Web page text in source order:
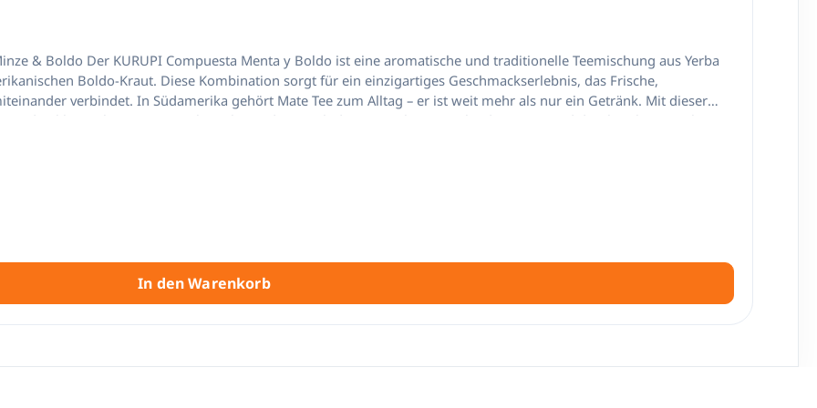
Teemischung aus Yerba
Boldo-Kraut. Diese Kombination sorgt für ein einzigartiges Geschmackserlebnis, das Frische,
ist weit mehr als nur ein Getränk. Mit dieser
den klassischen Mate-Geschmack, sondern auch die angenehme Frische der Minze und die charakteristische
bekannt und steht für hochwertige Yerba Mate Produkte. Mit der Variante Menta y Boldo wird der
eine besondere Frische und ein unverwechselbares Aroma verleihen. Vielseitige
In den Warenkorb